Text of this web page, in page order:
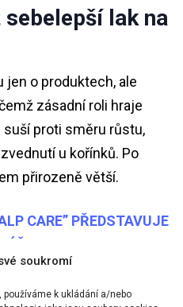
soukromí
používáme k ukládání a/nebo
lak na
jen o produktech, ale
zásadní roli hraje
suší proti směru růstu,
u kořínků. Po
přirozeně větší.
CARE” PŘEDSTAVUJE